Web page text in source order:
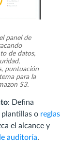
panel de
de datos,
puntuación
para la
S3.
: Defina
o reglas
el alcance y
auditoría.